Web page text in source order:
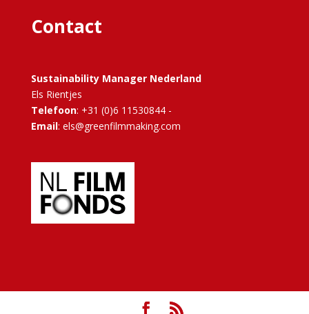
Contact
Sustainability Manager Nederland
Els Rientjes
Telefoon: +31 (0)6 11530844 -
Email: els@greenfilmmaking.com